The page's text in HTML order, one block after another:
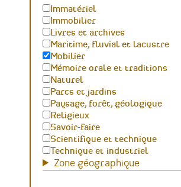
Immatériel
Immobilier
Livres et archives
Maritime, fluvial et lacustre
Mobilier
Mémoire orale et traditions
Naturel
Parcs et jardins
Paysage, forêt, géologique
Religieux
Savoir-faire
Scientifique et technique
Technique et industriel
Zone géographique